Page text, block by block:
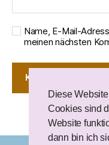
Name, E-Mail-
meinen nächsten
Diese
Cookies sind
Website
dann bin ich